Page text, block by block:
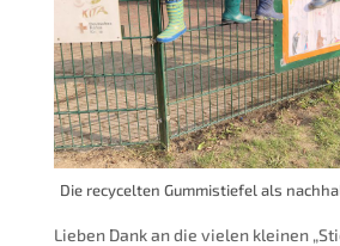
Die recycelten Gummistiefel als
Lieben Dank an die vielen kleinen